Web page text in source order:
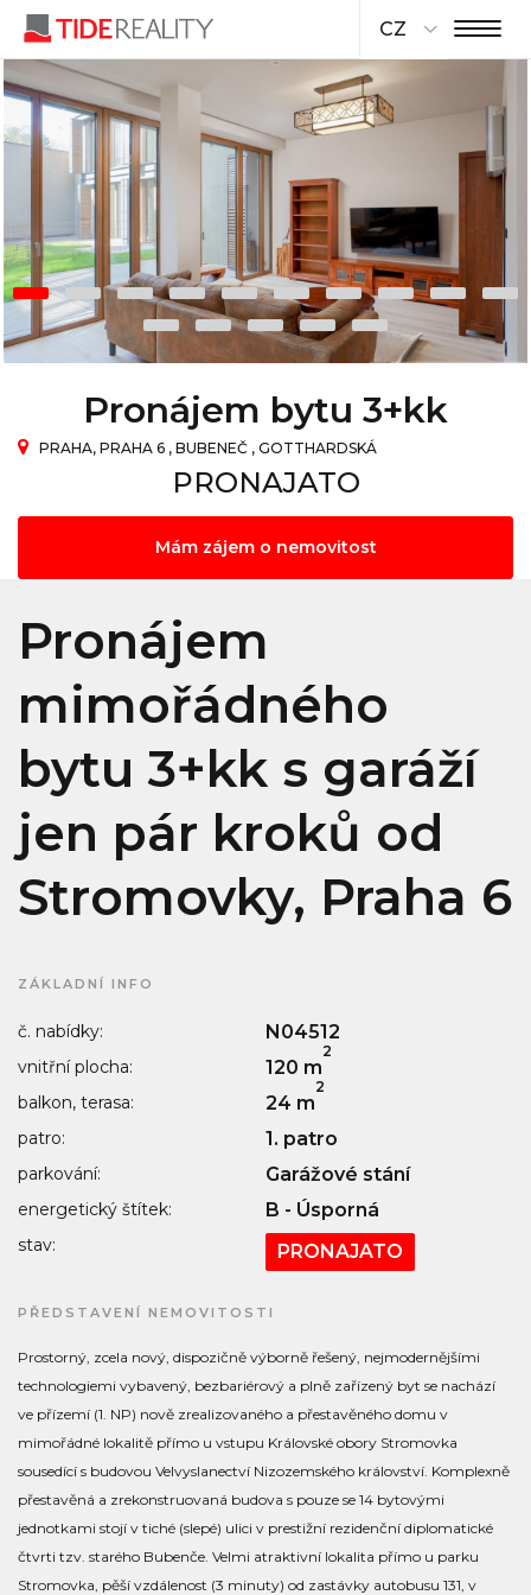
CZ
Pronájem bytu 3+kk
PRAHA, PRAHA 6 , BUBENEČ , GOTTHARDSKÁ
PRONAJATO
Mám zájem o nemovitost
Pronájem
mimořádného
bytu 3+kk s garáží
jen pár kroků od
Stromovky, Praha 6
ZÁKLADNÍ INFO
č. nabídky: N04512
vnitřní plocha: 120 m
2
balkon, terasa: 24 m
2
patro: 1. patro
parkování: Garážové stání
energetický štítek: B - Úsporná
stav: PRONAJATO
PŘEDSTAVENÍ NEMOVITOSTI
Prostorný, zcela nový, dispozičně výborně řešený, nejmodernějšími
technologiemi vybavený, bezbariérový a plně zařízený byt se nachází
ve přízemí (1. NP) nově zrealizovaného a přestavěného domu v
mimořádné lokalitě přímo u vstupu Královské obory Stromovka
sousedící s budovou Velvyslanectví Nizozemského království. Komplexně
přestavěná a zrekonstruovaná budova s pouze se 14 bytovými
jednotkami stojí v tiché (slepé) ulici v prestižní rezidenční diplomatické
čtvrti tzv. starého Bubenče. Velmi atraktivní lokalita přímo u parku
Stromovka, pěší vzdálenost (3 minuty) od zastávky autobusu 131, v